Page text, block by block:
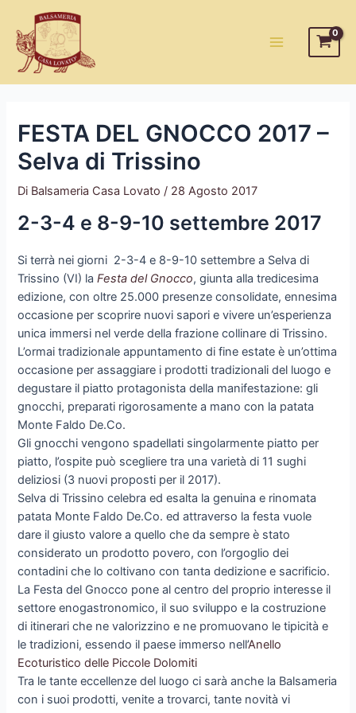
contenuto
Menu
FESTA DEL GNOCCO 2017 –
Selva di Trissino
Di Balsameria Casa Lovato / 28 Agosto 2017
2-3-4 e 8-9-10 settembre 2017
Si terrà nei giorni 2-3-4 e 8-9-10 settembre a Selva di
Trissino (VI) laFesta del Gnocco, giunta alla tredicesima
edizione, con oltre 25.000 presenze consolidate, ennesima
occasione per scoprire nuovi sapori e vivere un’esperienza
unica immersi nel verde della frazione collinare di Trissino.
L’ormai tradizionale appuntamento di fine estate è un’ottima
occasione per assaggiare i prodotti tradizionali del luogo e
degustare il piatto protagonista della manifestazione: gli
gnocchi, preparati rigorosamente a mano con la patata
Monte Faldo De.Co.
Gli gnocchi vengono spadellati singolarmente piatto per
piatto, l’ospite può scegliere tra una varietà di 11 sughi
deliziosi (3 nuovi proposti per il 2017).
Selva di Trissino celebra ed esalta la genuina e rinomata
patata Monte Faldo De.Co. ed attraverso la festa vuole
dare il giusto valore a quello che da sempre è stato
considerato un prodotto povero, con l’orgoglio dei
contadini che lo coltivano con tanta dedizione e sacrificio.
La Festa del Gnocco pone al centro del proprio interesse il
settore enogastronomico, il suo sviluppo e la costruzione
di itinerari che ne valorizzino e ne promuovano le tipicità e
le tradizioni, essendo il paese immerso nell’Anello
Ecoturistico delle Piccole Dolomiti
Tra le tante eccellenze del luogo ci sarà anche la Balsameria
con i suoi prodotti, venite a trovarci, tante novità vi